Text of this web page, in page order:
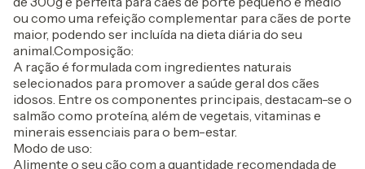
ou como uma refeição complementar para cães de porte
maior, podendo ser incluída na dieta diária do seu
animal.Composição:
A ração é formulada com ingredientes naturais
selecionados para promover a saúde geral dos cães
idosos. Entre os componentes principais, destacam-se o
salmão como proteína, além de vegetais, vitaminas e
minerais essenciais para o bem-estar.
Modo de uso:
Alimente o seu cão com a quantidade recomendada de